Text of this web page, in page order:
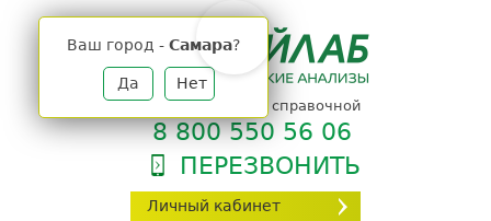
Личный кабинет
Ваш город - Самара?
Да Нет
телефон единой справочной
8 800 550 56 06
ПЕРЕЗВОНИТЬ